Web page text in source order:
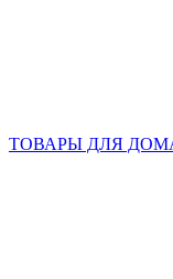
ТОВАРЫ ДЛЯ